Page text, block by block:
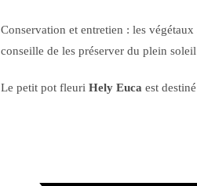
Conservation et entretien : les
conseille de les préserver du plein
Le petit pot fleuriHely Eucaest